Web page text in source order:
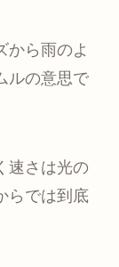
から雨のよ
ルの意思で
速さは光の
らでは到底